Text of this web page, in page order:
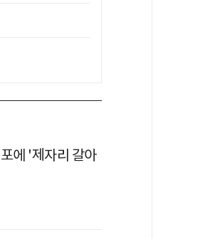
에 '제자리 갈아